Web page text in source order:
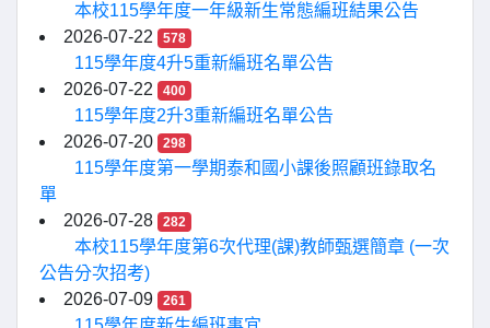
本校115學年度一年級新生常態編班結果公告
2026-07-22
578
115學年度4升5重新編班名單公告
2026-07-22
400
115學年度2升3重新編班名單公告
2026-07-20
298
115學年度第一學期泰和國小課後照顧班錄取名
單
2026-07-28
282
本校115學年度第6次代理(課)教師甄選簡章 (一次
公告分次招考)
2026-07-09
261